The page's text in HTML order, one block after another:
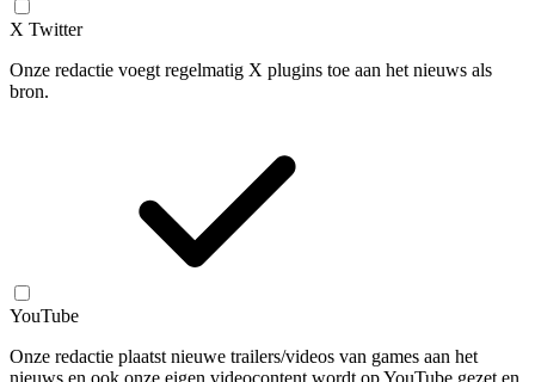
X Twitter
Onze redactie voegt regelmatig X plugins toe aan het nieuws als
bron.
YouTube
Onze redactie plaatst nieuwe trailers/videos van games aan het
nieuws en ook onze eigen videocontent wordt op YouTube gezet en